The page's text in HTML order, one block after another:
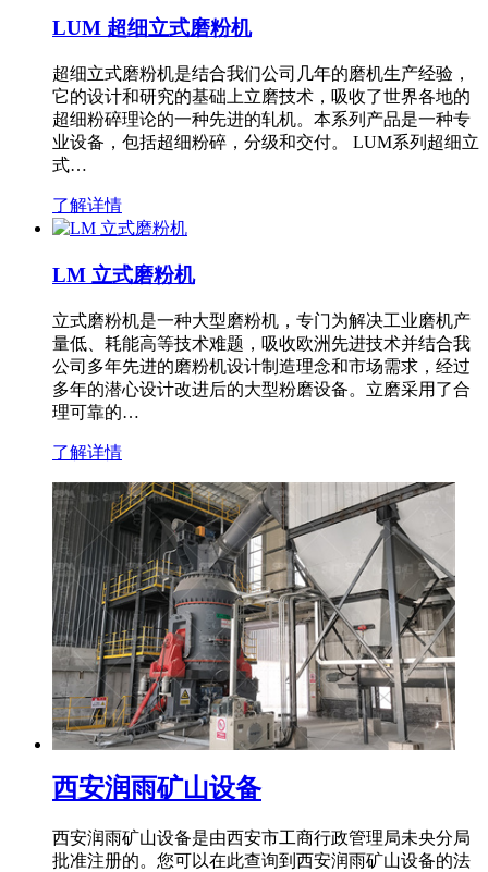
LUM 超细立式磨粉机
超细立式磨粉机是结合我们公司几年的磨机生产经验，
它的设计和研究的基础上立磨技术，吸收了世界各地的
超细粉碎理论的一种先进的轧机。本系列产品是一种专
业设备，包括超细粉碎，分级和交付。 LUM系列超细立
式…
了解详情
LM 立式磨粉机
立式磨粉机是一种大型磨粉机，专门为解决工业磨机产
量低、耗能高等技术难题，吸收欧洲先进技术并结合我
公司多年先进的磨粉机设计制造理念和市场需求，经过
多年的潜心设计改进后的大型粉磨设备。立磨采用了合
理可靠的…
了解详情
西安润雨矿山设备
西安润雨矿山设备是由西安市工商行政管理局未央分局
批准注册的。您可以在此查询到西安润雨矿山设备的法